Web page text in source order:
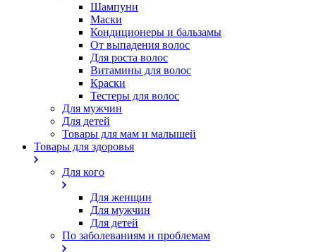
Шампуни
Маски
Кондиционеры и бальзамы
От выпадения волос
Для роста волос
Витамины для волос
Краски
Тестеры для волос
Для мужчин
Для детей
Товары для мам и малышей
Товары для здоровья
Для кого
Для женщин
Для мужчин
Для детей
По заболеваниям и проблемам